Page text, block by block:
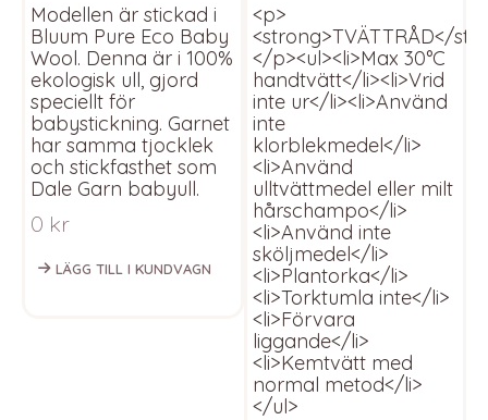
Modellen är stickad i
Bluum Pure Eco Baby
Wool. Denna är i 100%
ekologisk ull, gjord
speciellt för
babystickning. Garnet
har samma tjocklek
och stickfasthet som
Dale Garn babyull.
0 kr
LÄGG TILL I KUNDVAGN
<p>
<strong>TVÄTTRÅD</
</p><ul><li>Max 30°C
handtvätt</li><li>Vrid
inte ur</li><li>Använd
inte
klorblekmedel</li>
<li>Använd
ulltvättmedel eller milt
hårschampo</li>
<li>Använd inte
sköljmedel</li>
<li>Plantorka</li>
<li>Torktumla inte</li>
<li>Förvara
liggande</li>
<li>Kemtvätt med
normal metod</li>
</ul>